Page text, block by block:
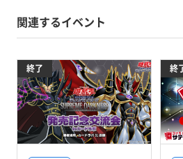
関連するイベント
終了 終